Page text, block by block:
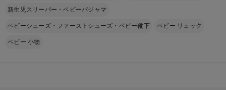
新生児スリーパー・ベビーパジャマ
ベビーシューズ・ファーストシューズ・ベビー靴下 ベビー リュック
ベビー 小物